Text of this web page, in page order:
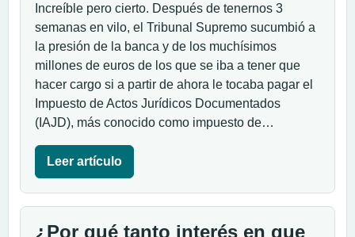
Increíble pero cierto. Después de tenernos 3
semanas en vilo, el Tribunal Supremo sucumbió a
la presión de la banca y de los muchísimos
millones de euros de los que se iba a tener que
hacer cargo si a partir de ahora le tocaba pagar el
Impuesto de Actos Jurídicos Documentados
(IAJD), más conocido como impuesto de…
Leer artículo
¿Por qué tanto interés en que